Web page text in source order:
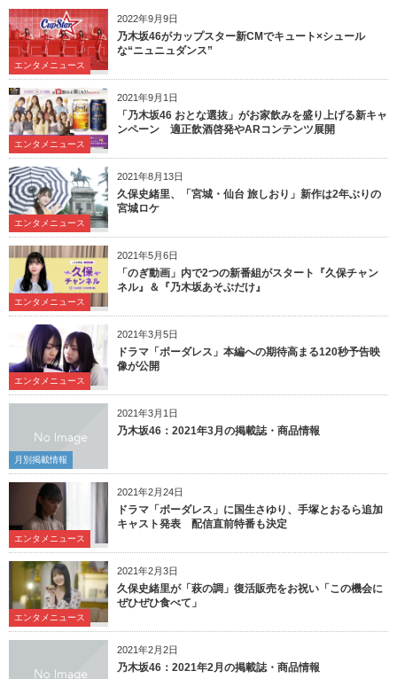
2022年9月9日
エンタメニュース
乃木坂46がカップスター新CMでキュート×シュール
な“ニュニュダンス”
2021年9月1日
エンタメニュース
「乃木坂46 おとな選抜」がお家飲みを盛り上げる新キャ
ンペーン 適正飲酒啓発やARコンテンツ展開
2021年8月13日
エンタメニュース
久保史緒里、「宮城・仙台 旅しおり」新作は2年ぶりの
宮城ロケ
2021年5月6日
エンタメニュース
「のぎ動画」内で2つの新番組がスタート『久保チャン
ネル』＆『乃木坂あそぶだけ』
2021年3月5日
エンタメニュース
ドラマ「ボーダレス」本編への期待高まる120秒予告映
像が公開
2021年3月1日
月別掲載情報
乃木坂46：2021年3月の掲載誌・商品情報
2021年2月24日
エンタメニュース
ドラマ「ボーダレス」に国生さゆり、手塚とおるら追加
キャスト発表 配信直前特番も決定
2021年2月3日
エンタメニュース
久保史緒里が「萩の調」復活販売をお祝い「この機会に
ぜひぜひ食べて」
2021年2月2日
乃木坂46：2021年2月の掲載誌・商品情報